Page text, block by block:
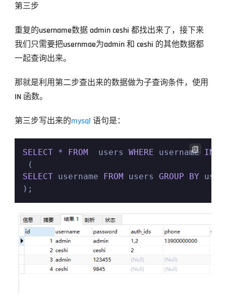
第三步
重复的username数据 admin ceshi 都找出来了，接下来
我们只需要把usernmae为admin 和 ceshi 的其他数据都
一起查询出来。
那就是利用第二步查出来的数据做为子查询条件，使用
IN 函数。
第三步写出来的mysql 语句是：
SELECT * FROM
  users
WHERE username IN
SELECT username FROM users GROUP BY
);
